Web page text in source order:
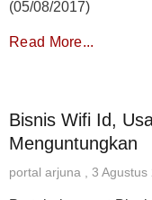
(05/08/2017)
Read More...
Bisnis Wifi Id,
Menguntungkan
portal arjuna 3 Agustus